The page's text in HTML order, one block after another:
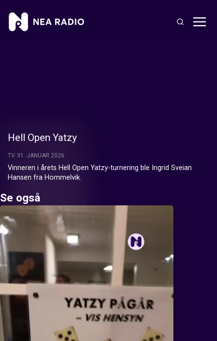
Hell Open Yatzy
TV 31. JANUAR 2026
Vinneren i årets Hell Open Yatzy-turnering ble Ingrid Sveian
Hansen fra Hommelvik.
Se også